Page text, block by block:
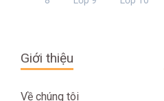
Giới thiệu
Về chúng tôi